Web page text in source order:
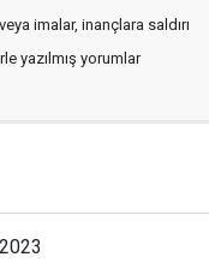
imalar, inançlara saldırı
yazılmış yorumlar